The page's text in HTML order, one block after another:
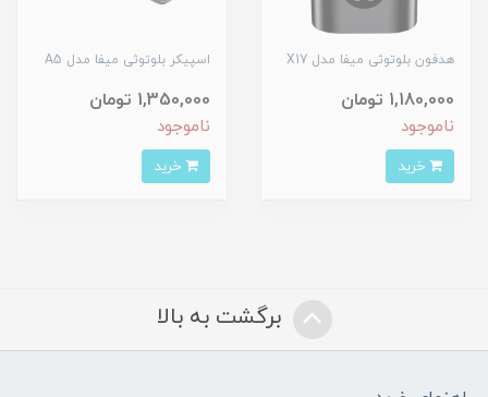
هدفون بلوتوثی میفا مدل X17
1,180,000 تومان
ناموجود
اسپیکر بلوتوثی میفا مدل A5
1,350,000 تومان
ناموجود
برگشت به بالا